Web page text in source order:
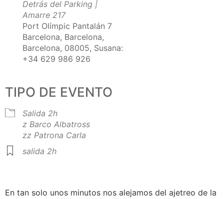
Detrás del Parking |
Amarre 217
Port Olímpic Pantalán 7
Barcelona, Barcelona,
Barcelona, 08005, Susana:
+34 629 986 926
TIPO DE EVENTO
Salida 2h
z Barco Albatross
zz Patrona Carla
salida 2h
En tan solo unos minutos nos alejamos del ajetreo de la